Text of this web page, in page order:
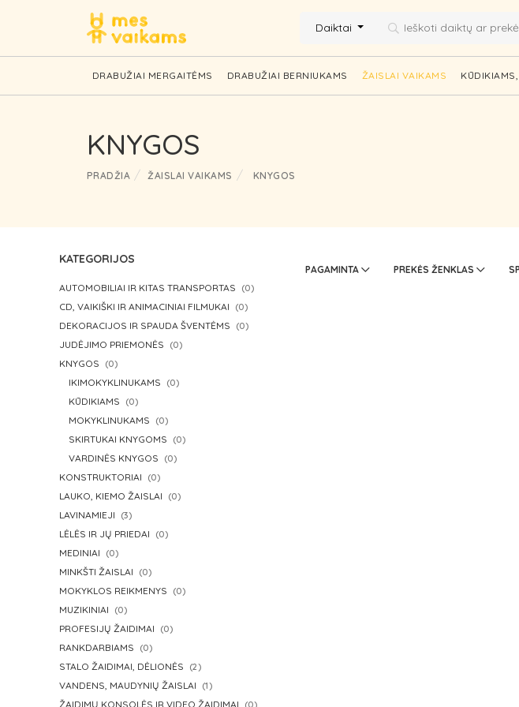
Daiktai
DRABUŽIAI MERGAITĖMS DRABUŽIAI BERNIUKAMS ŽAISLAI VAIKAMS
KNYGOS
PRADŽIA ŽAISLAI VAIKAMS KNYGOS
KATEGORIJOS
AUTOMOBILIAI IR KITAS TRANSPORTAS (0)
CD, VAIKIŠKI IR ANIMACINIAI FILMUKAI (0)
DEKORACIJOS IR SPAUDA ŠVENTĖMS (0)
JUDĖJIMO PRIEMONĖS (0)
KNYGOS (0)
IKIMOKYKLINUKAMS (0)
KŪDIKIAMS (0)
MOKYKLINUKAMS (0)
SKIRTUKAI KNYGOMS (0)
VARDINĖS KNYGOS (0)
KONSTRUKTORIAI (0)
LAUKO, KIEMO ŽAISLAI (0)
LAVINAMIEJI (3)
LĖLĖS IR JŲ PRIEDAI (0)
MEDINIAI (0)
MINKŠTI ŽAISLAI (0)
MOKYKLOS REIKMENYS (0)
MUZIKINIAI (0)
PROFESIJŲ ŽAIDIMAI (0)
RANKDARBIAMS (0)
STALO ŽAIDIMAI, DĖLIONĖS (2)
VANDENS, MAUDYNIŲ ŽAISLAI (1)
ŽAIDIMŲ KONSOLĖS IR VIDEO ŽAIDIMAI (0)
PAGAMINTA PREKĖS ŽENKLAS